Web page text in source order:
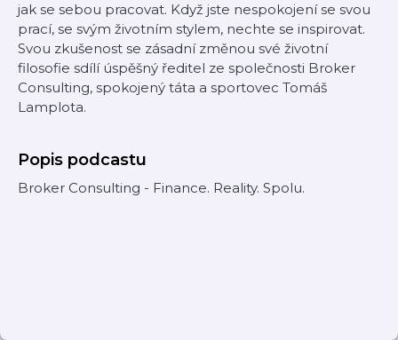
jak se sebou pracovat. Když jste nespokojení se svou
prací, se svým životním stylem, nechte se inspirovat.
Svou zkušenost se zásadní změnou své životní
filosofie sdílí úspěšný ředitel ze společnosti Broker
Consulting, spokojený táta a sportovec Tomáš
Lamplota.
Popis podcastu
Broker Consulting - Finance. Reality. Spolu.